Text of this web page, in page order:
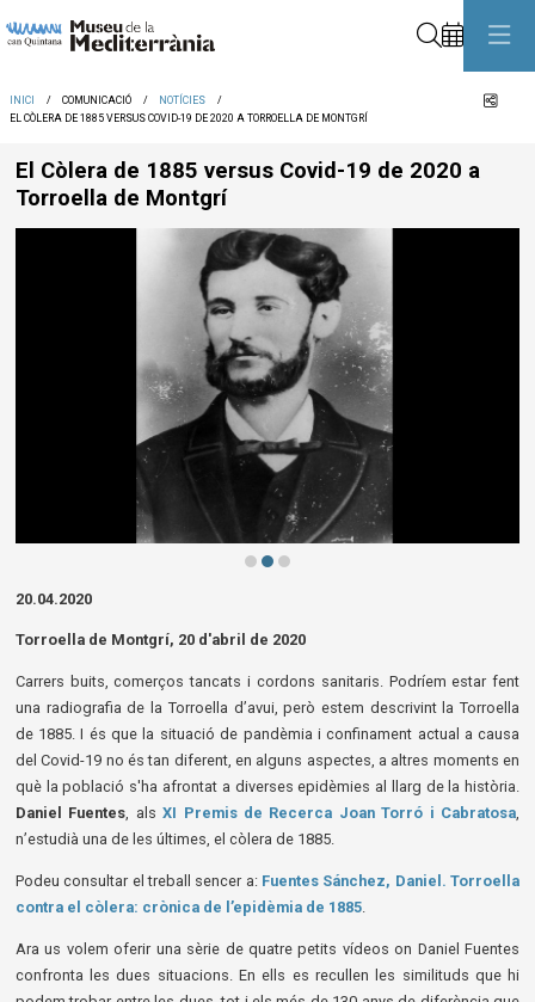
INICI COMUNICACIÓ
NOTÍCIES
EL CÒLERA DE 1885 VERSUS COVID-19 DE 2020 A TORROELLA DE MONTGRÍ
El Còlera de 1885 versus Covid-19 de 2020 a
Torroella de Montgrí
20.04.2020
Torroella de Montgrí, 20 d'abril de 2020
Carrers buits, comerços tancats i cordons sanitaris. Podríem estar fent
una radiografia de la Torroella d’avui, però estem descrivint la Torroella
de 1885. I és que la situació de pandèmia i confinament actual a causa
del Covid-19 no és tan diferent, en alguns aspectes, a altres moments en
què la població s'ha afrontat a diverses epidèmies al llarg de la història.
Daniel Fuentes, als XI Premis de Recerca Joan Torró i Cabratosa,
n’estudià una de les últimes, el còlera de 1885.
Podeu consultar el treball sencer a: Fuentes Sánchez, Daniel. Torroella
contra el còlera: crònica de l’epidèmia de 1885.
Ara us volem oferir una sèrie de quatre petits vídeos on Daniel Fuentes
confronta les dues situacions. En ells es recullen les similituds que hi